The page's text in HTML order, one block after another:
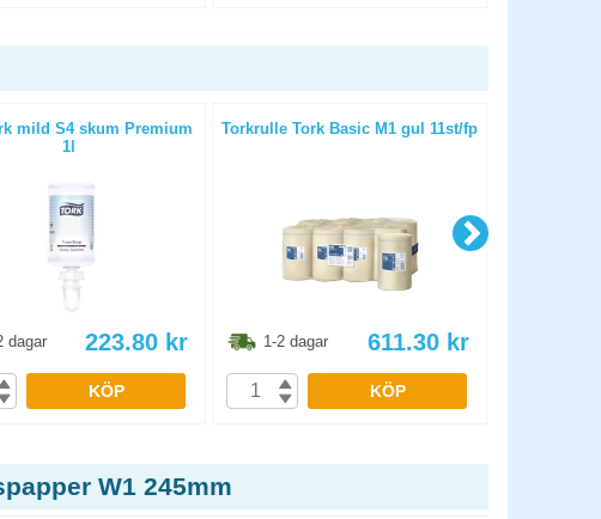
mild S4 skum Premium
1l
dagar 223.80 kr
KÖP
Torkrulle Tork Basic M1 gul 11st/fp
1-2 dagar 611.30 kr
KÖP
W1 245mm